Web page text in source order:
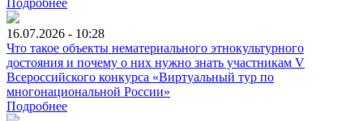
16.07.2026 - 10:28
Что такое объекты нематериального этнокультурного
достояния и почему о них нужно знать участникам V
Всероссийского конкурса «Виртуальный тур по
многонациональной России»
Подробнее